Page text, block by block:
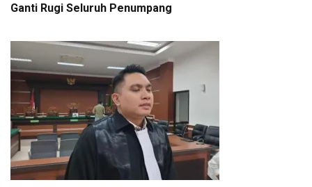
Ganti Rugi Seluruh Penumpang